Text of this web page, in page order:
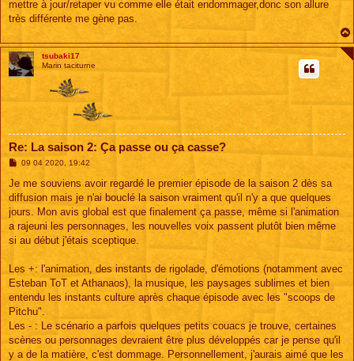
mettre à jour/retaper vu comme elle était endommager,donc son allure
très différente me gène pas.
tsubaki17
Marin taciturne
Re: La saison 2: Ça passe ou ça casse?
M
s
a
g
09 04 2020, 19:42
Je me souviens avoir regardé le premier épisode de la saison 2 dès sa
diffusion mais je n'ai bouclé la saison vraiment qu'il n'y a que quelques
jours. Mon avis global est que finalement ça passe, même si l'animation
a rajeuni les personnages, les nouvelles voix passent plutôt bien même
si au début j'étais sceptique.
Les +: l'animation, des instants de rigolade, d'émotions (notamment avec
Esteban ToT et Athanaos), la musique, les paysages sublimes et bien
entendu les instants culture après chaque épisode avec les "scoops de
Pitchu".
Les - : Le scénario a parfois quelques petits couacs je trouve, certaines
scènes ou personnages devraient être plus développés car je pense qu'il
y a de la matière, c'est dommage. Personnellement, j'aurais aimé que les